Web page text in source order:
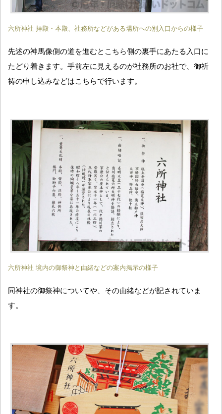
六所神社 拝殿・本殿、社務所などがある場所への別入口からの様子
先述の神馬像側の道を進むとこちら側の裏手にあたる入口に
たどり着きます。手前左に見えるのが社務所のお社で、御祈
祷の申し込みなどはこちらで行います。
六所神社 境内の御祭神と由緒などの案内掲示の様子
同神社の御祭神についてや、その由緒などが記されていま
す。